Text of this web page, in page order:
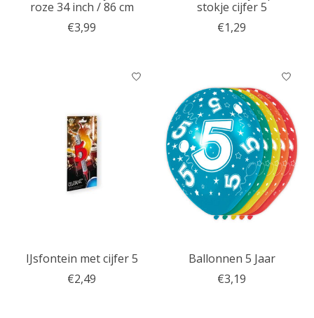
roze 34 inch / 86 cm
€3,99
stokje cijfer 5
€1,29
IJsfontein met cijfer 5
€2,49
Ballonnen 5 Jaar
€3,19